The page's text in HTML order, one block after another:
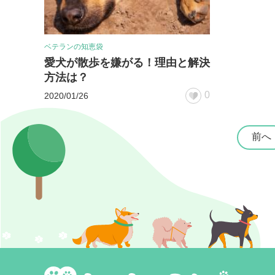
ベテランの知恵袋
愛犬が散歩を嫌がる！理由と解決
方法は？
2020/01/26 0
前へ